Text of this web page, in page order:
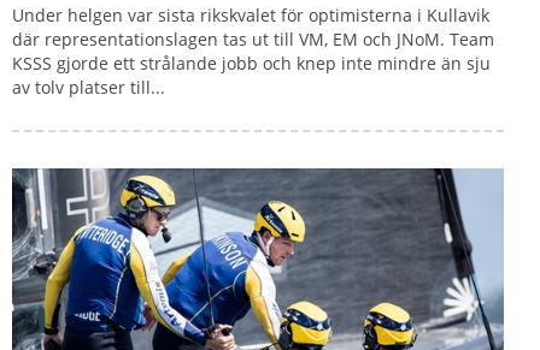
Under helgen var sista rikskvalet för optimisterna i Kullavik
där representationslagen tas ut till VM, EM och JNoM. Team
KSSS gjorde ett strålande jobb och knep inte mindre än sju
av tolv platser till...